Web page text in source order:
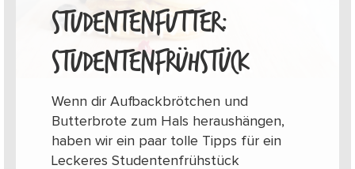
STUDENTENFUTTER:
STUDENTENFRÜHSTÜCK
Wenn dir Aufbackbrötchen und
Butterbrote zum Hals heraushängen,
haben wir ein paar tolle Tipps für ein
Leckeres Studentenfrühstück